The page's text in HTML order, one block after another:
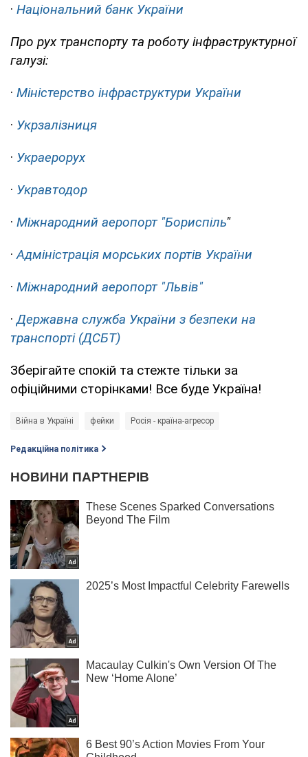
· Національний банк України
Про рух транспорту та роботу інфраструктурної
галузі:
· Міністерство інфраструктури України
· Укрзалізниця
· Украерорух
· Укравтодор
· Міжнародний аеропорт "Бориспіль"
·Адміністрація морських портів України
· Міжнародний аеропорт "Львів"
·Державна служба України з безпеки на
транспорті (ДСБТ)
Зберігайте спокій та стежте тільки за
офіційними сторінками! Все буде Україна!
Війна в Україні фейки Росія - країна-агресор
Редакційна політика